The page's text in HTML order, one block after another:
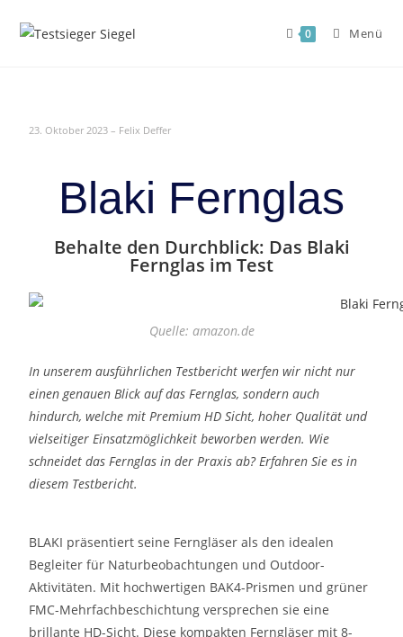
0 Menü
23. Oktober 2023 – Felix Deffer
Blaki Fernglas
Behalte den Durchblick: Das Blaki
Fernglas im Test
Quelle: amazon.de
In unserem ausführlichen Testbericht werfen wir nicht nur
einen genauen Blick auf das Fernglas, sondern auch
hindurch, welche mit Premium HD Sicht, hoher Qualität und
vielseitiger Einsatzmöglichkeit beworben werden. Wie
schneidet das Fernglas in der Praxis ab? Erfahren Sie es in
diesem Testbericht.
BLAKI präsentiert seine Ferngläser als den idealen
Begleiter für Naturbeobachtungen und Outdoor-
Aktivitäten. Mit hochwertigen BAK4-Prismen und grüner
FMC-Mehrfachbeschichtung versprechen sie eine
brillante HD-Sicht. Diese kompakten Ferngläser mit 8-